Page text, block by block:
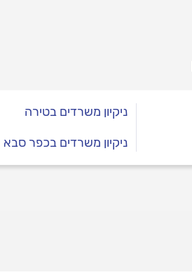
ניקיון משרדים בטירה
ניקיון משרדים בכפר סבא